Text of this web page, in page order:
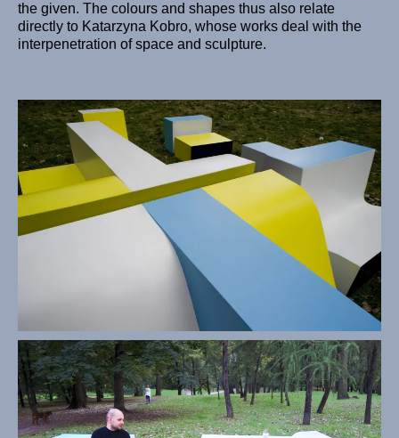
the given. The colours and shapes thus also relate
directly to Katarzyna Kobro, whose works deal with the
interpenetration of space and sculpture.